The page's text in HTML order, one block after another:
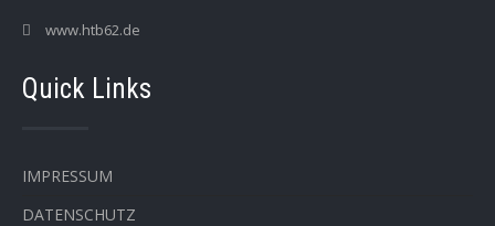
www.htb62.de
Quick Links
IMPRESSUM
DATENSCHUTZ